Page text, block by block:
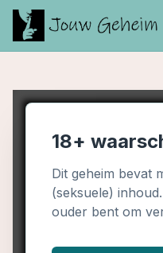
18+
Dit geheim bevat
(seksuele)
ouder bent om